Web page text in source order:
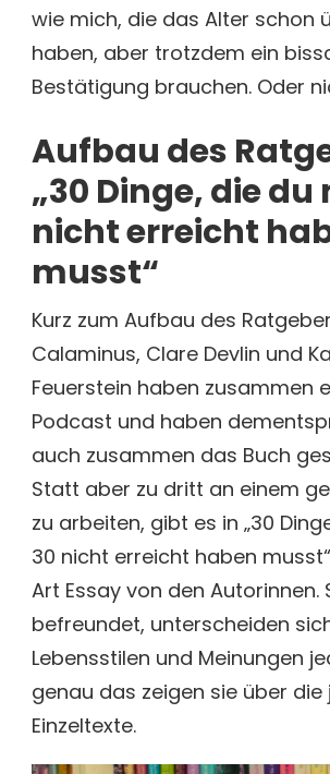
wie mich, die das Alter schon
haben, aber trotzdem ein
Bestätigung brauchen. Oder
Aufbau des
„30 Dinge, die du
nicht erreicht
musst“
Kurz zum Aufbau des
Calaminus, Clare Devlin und
Feuerstein haben zusammen
Podcast und haben
auch zusammen das Buch
Statt aber zu dritt an einem
zu arbeiten, gibt es in „30
30 nicht erreicht haben
Art Essay von den Autorinnen.
befreundet, unterscheiden
Lebensstilen und Meinungen
genau das zeigen sie über die
Einzeltexte.